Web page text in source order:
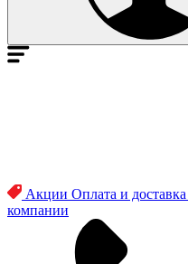
Акции Оплата и доставка
компании